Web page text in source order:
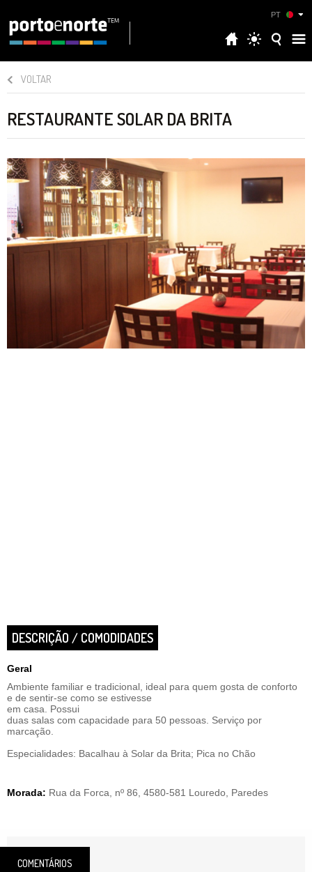
PT
VOLTAR
RESTAURANTE SOLAR DA BRITA
DESCRIÇÃO / COMODIDADES
Geral
Ambiente familiar e tradicional, ideal para quem gosta de conforto
e de sentir-se como se estivesse
em casa. Possui
duas salas com capacidade para 50 pessoas. Serviço por
marcação.
Especialidades: Bacalhau à Solar da Brita; Pica no Chão
Morada: Rua da Forca, nº 86, 4580-581 Louredo, Paredes
COMENTÁRIOS